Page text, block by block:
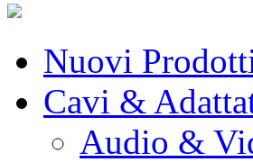
Nuovi
Cavi &
Audio &